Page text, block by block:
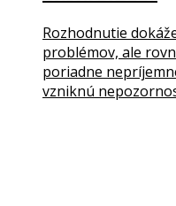
Rozhodnutie
problémov, ale
poriadne
vzniknú